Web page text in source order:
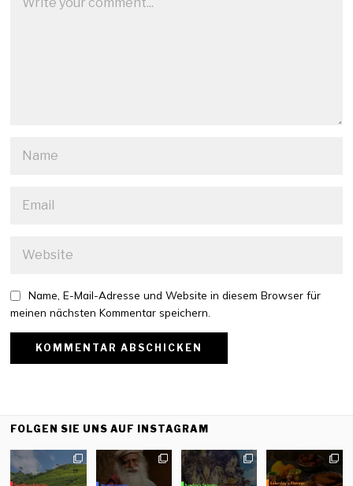
Name, E-Mail-Adresse und Website in diesem Browser für
meinen nächsten Kommentar speichern.
FOLGEN SIE UNS AUF INSTAGRAM